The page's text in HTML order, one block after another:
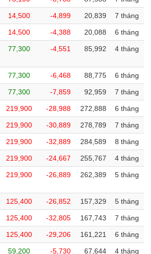
14,500 -4,899 20,839 7 tháng
14,500 -4,388 20,088 6 tháng
77,300 -4,551 85,992 4 tháng
77,300 -6,468 88,775 6 tháng
77,300 -7,859 92,959 7 tháng
219,900 -28,988 272,888 6 tháng
219,900 -30,889 278,789 7 tháng
219,900 -32,889 284,589 8 tháng
219,900 -24,667 255,767 4 tháng
219,900 -26,889 262,389 5 tháng
125,400 -26,852 157,329 5 tháng
125,400 -32,805 167,743 7 tháng
125,400 -29,206 161,221 6 tháng
59,200 -5,730 67,644 4 tháng